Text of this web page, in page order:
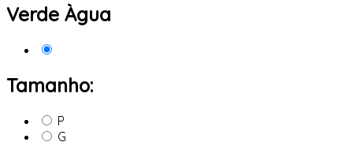
Verde Àgua
Tamanho:
P
G